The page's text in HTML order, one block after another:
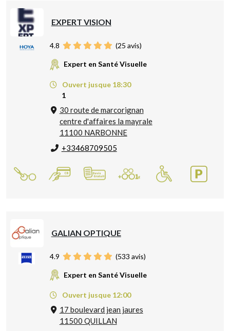
EXPERT VISION
4.8 (25 avis)
Expert en Santé Visuelle
Ouvert jusque 18:30
1
30 route de marcorignan
centre d'affaires la mayrale
11100 NARBONNE
+33468709505
GALIAN OPTIQUE
4.9 (533 avis)
Expert en Santé Visuelle
Ouvert jusque 12:00
17 boulevard jean jaures
11500 QUILLAN